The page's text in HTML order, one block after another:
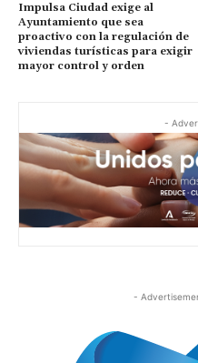
Impulsa Ciudad exige al
Ayuntamiento que sea
proactivo con la regulación de
viviendas turísticas para exigir
mayor control y orden
-
-